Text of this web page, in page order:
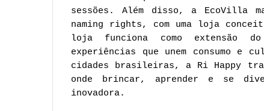
sessões. Além disso, a EcoVilla
naming rights, com uma loja
loja funciona como extensão
experiências que unem consumo e
cidades brasileiras, a Ri Happy
onde brincar, aprender e se
inovadora.